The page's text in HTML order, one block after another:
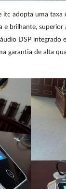
itc adopta uma taxa
e brilhante, superior
DSP integrado
garantia de alta